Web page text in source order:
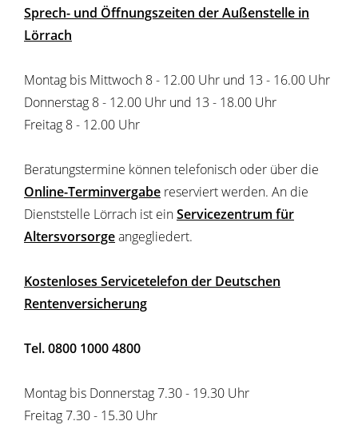
Sprech- und Öffnungszeiten der Außenstelle in
Lörrach
Montag bis Mittwoch 8 - 12.00 Uhr und 13 - 16.00 Uhr
Donnerstag 8 - 12.00 Uhr und 13 - 18.00 Uhr
Freitag 8 - 12.00 Uhr
Beratungstermine können telefonisch oder über die
Online-Terminvergabe reserviert werden. An die
Dienststelle Lörrach ist einServicezentrum für
Altersvorsorgeangegliedert.
Kostenloses Servicetelefon der Deutschen
Rentenversicherung
Tel. 0800 1000 4800
Montag bis Donnerstag 7.30 - 19.30 Uhr
Freitag 7.30 - 15.30 Uhr